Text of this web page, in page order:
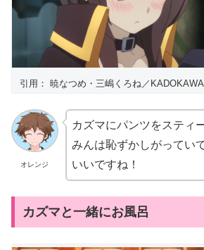
引用： 暁なつめ・三嶋くろね／
オレンジ
カズマにパンツをスティ
みんは恥ずかしがってい
いいですね！
カズマと一緒にお風呂